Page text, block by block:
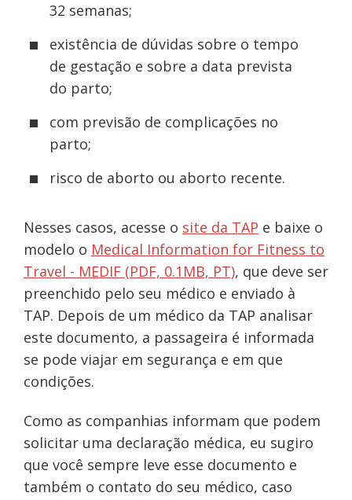
32 semanas;
existência de dúvidas sobre o tempo
de gestação e sobre a data prevista
do parto;
com previsão de complicações no
parto;
risco de aborto ou aborto recente.
Nesses casos, acesse o site da TAP e baixe o
modelo o Medical Information for Fitness to
Travel - MEDIF (PDF, 0.1MB, PT), que deve ser
preenchido pelo seu médico e enviado à
TAP. Depois de um médico da TAP analisar
este documento, a passageira é informada
se pode viajar em segurança e em que
condições.
Como as companhias informam que podem
solicitar uma declaração médica, eu sugiro
que você sempre leve esse documento e
também o contato do seu médico, caso